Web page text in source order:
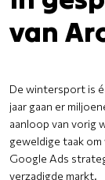
van
De wintersport is
jaar gaan er
aanloop van vorig
geweldige taak
Google Ads
verzadigde markt.